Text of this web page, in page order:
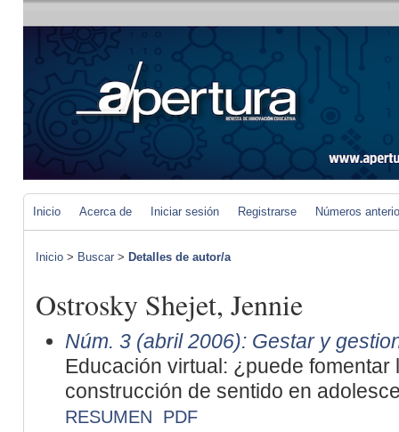
Inicio Acerca de Iniciar sesión Registrarse Números
Inicio > Buscar > Detalles de autor/a
Ostrosky Shejet, Jennie
Núm. 3 (abril 2006): Gestar y
Educación virtual: ¿puede
construcción de sentido en
RESUMEN PDF